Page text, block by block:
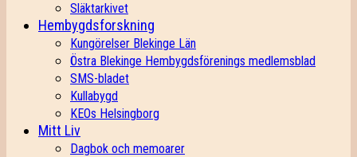
Släktarkivet
Hembygdsforskning
Kungörelser Blekinge Län
Östra Blekinge Hembygdsförenings medlemsblad
SMS-bladet
Kullabygd
KEOs Helsingborg
Mitt Liv
Dagbok och memoarer